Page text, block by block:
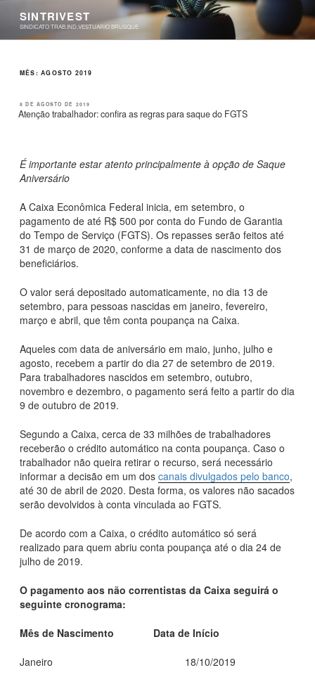
Pular
SINTRIVEST
SINDICATO TRAB.IND.VESTUARIO BRUSQUE
MÊS:AGOSTO 2019
PUBLICADO
EM
8 DE AGOSTO DE 2019
Atenção trabalhador: confira as regras para saque do FGTS
É importante estar atento principalmente à opção de Saque
Aniversário
A Caixa Econômica Federal inicia, em setembro, o
pagamento de até R$ 500 por conta do Fundo de Garantia
do Tempo de Serviço (FGTS). Os repasses serão feitos até
31 de março de 2020, conforme a data de nascimento dos
beneficiários.
O valor será depositado automaticamente, no dia 13 de
setembro, para pessoas nascidas em janeiro, fevereiro,
março e abril, que têm conta poupança na Caixa.
Aqueles com data de aniversário em maio, junho, julho e
agosto, recebem a partir do dia 27 de setembro de 2019.
Para trabalhadores nascidos em setembro, outubro,
novembro e dezembro, o pagamento será feito a partir do dia
9 de outubro de 2019.
Segundo a Caixa, cerca de 33 milhões de trabalhadores
receberão o crédito automático na conta poupança. Caso o
trabalhador não queira retirar o recurso, será necessário
informar a decisão em um dos canais divulgados pelo banco,
até 30 de abril de 2020. Desta forma, os valores não sacados
serão devolvidos à conta vinculada ao FGTS.
De acordo com a Caixa, o crédito automático só será
realizado para quem abriu conta poupança até o dia 24 de
julho de 2019.
O pagamento aos não correntistas da Caixa seguirá o
seguinte cronograma:
Mês de Nascimento Data de Início
Janeiro 18/10/2019